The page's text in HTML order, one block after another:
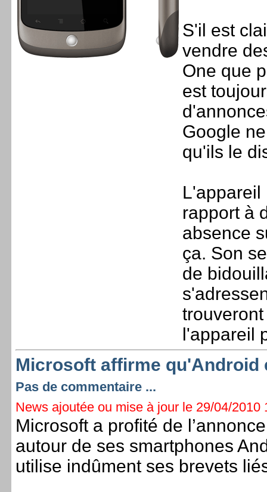
S'il est
vendre
One que
est
Google
qu'ils le
L'appareil
rapport à
absence
ça. Son
de
l'appareil
Microsoft affirme
Pas de commentaire ...
News ajoutée ou mise à jour le 29/04/2010
Microsoft a profité de
autour de ses smartphones
utilise indûment ses brevets